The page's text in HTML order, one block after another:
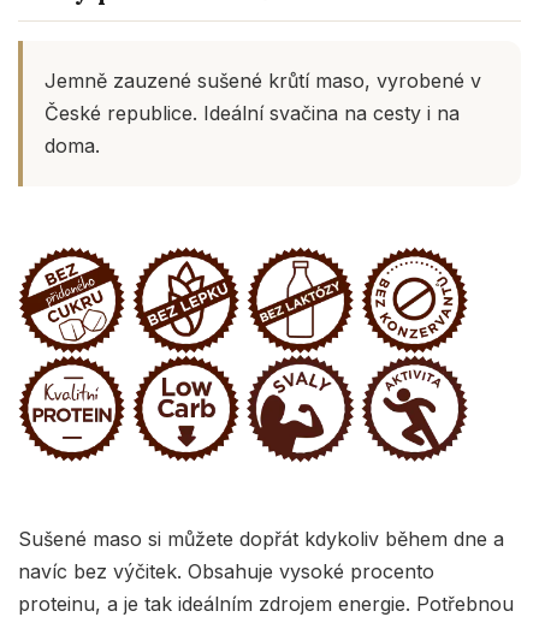
Jemně zauzené sušené krůtí maso, vyrobené v
České republice. Ideální svačina na cesty i na
doma.
Sušené maso si můžete dopřát kdykoliv během dne a
navíc bez výčitek. Obsahuje vysoké procento
proteinu, a je tak ideálním zdrojem energie. Potřebnou